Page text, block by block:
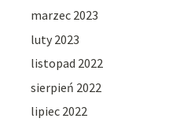
marzec 2023
luty 2023
listopad 2022
sierpień 2022
lipiec 2022